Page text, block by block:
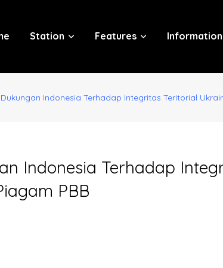
Station Features Information
Indonesia Terhadap Integritas Teritorial
Indonesia Terhadap
PBB